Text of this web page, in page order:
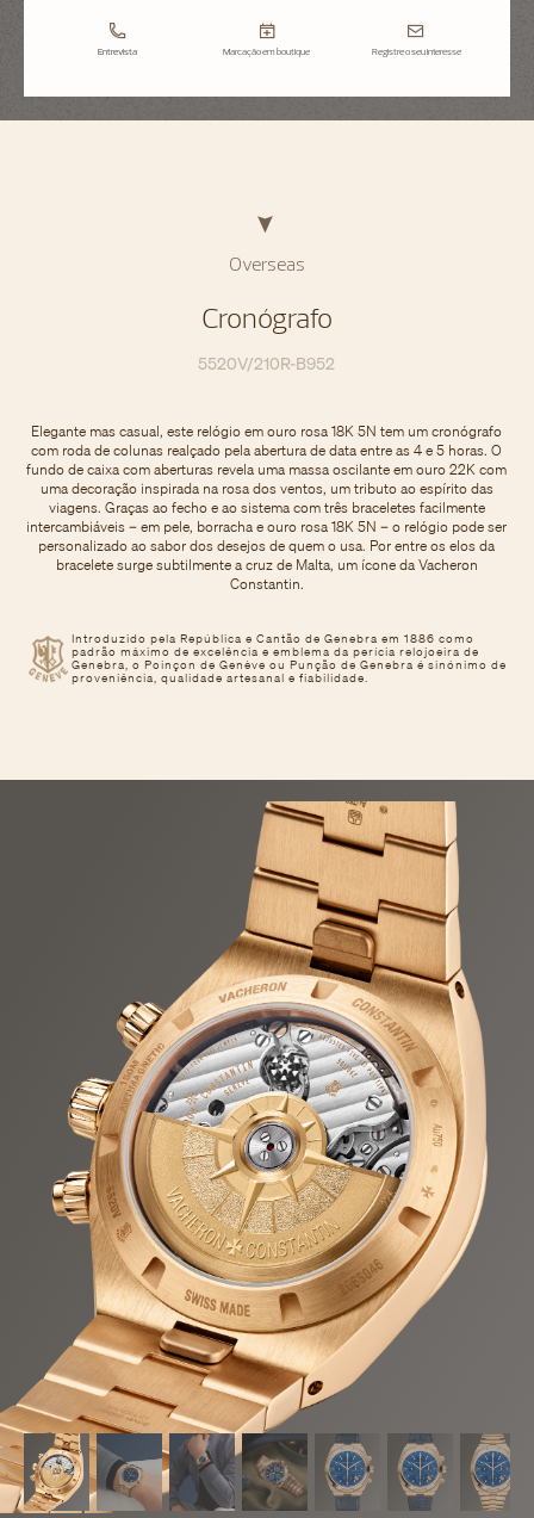
Entrevista Marcação em boutique Registre o seu interesse
Overseas
Cronógrafo
5520V/210R-B952
Introduzido pela República e Cantão de Genebra em 1886 como
padrão máximo de excelência e emblema da perícia relojoeira de
Genebra, o Poinçon de Genève ou Punção de Genebra é sinónimo de
proveniência, qualidade artesanal e fiabilidade.
Elegante mas casual, este relógio em ouro rosa 18K 5N tem um cronógrafo
com roda de colunas realçado pela abertura de data entre as 4 e 5 horas. O
fundo de caixa com aberturas revela uma massa oscilante em ouro 22K com
uma decoração inspirada na rosa dos ventos, um tributo ao espírito das
viagens. Graças ao fecho e ao sistema com três braceletes facilmente
intercambiáveis – em pele, borracha e ouro rosa 18K 5N – o relógio pode ser
personalizado ao sabor dos desejos de quem o usa. Por entre os elos da
bracelete surge subtilmente a cruz de Malta, um ícone da Vacheron
Constantin.